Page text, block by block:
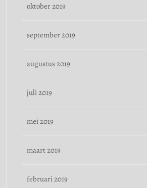
oktober 2019
september 2019
augustus 2019
juli 2019
mei 2019
maart 2019
februari 2019